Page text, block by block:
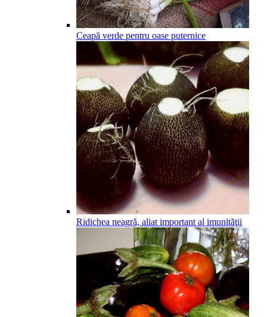
Ceapă verde pentru oase puternice
Ridichea neagră, aliat important al imunităţii